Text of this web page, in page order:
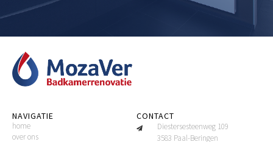
NAVIGATIE
home
over ons
CONTACT
Diestersesteenweg 109
3583 Paal-Beringen